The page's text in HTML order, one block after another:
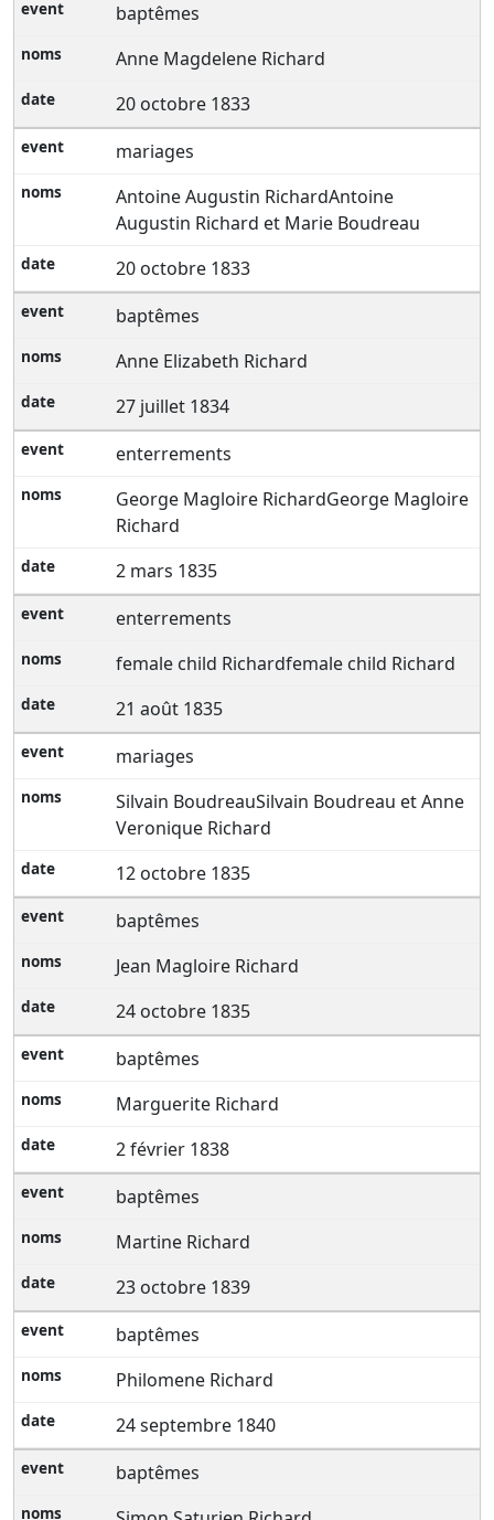
baptêmes
Anne Magdelene Richard
20 octobre 1833
mariages
Antoine Augustin RichardAntoine
Augustin Richard et Marie Boudreau
20 octobre 1833
baptêmes
Anne Elizabeth Richard
27 juillet 1834
enterrements
George Magloire RichardGeorge Magloire
Richard
2 mars 1835
enterrements
female child Richardfemale child Richard
21 août 1835
mariages
Silvain BoudreauSilvain Boudreau et Anne
Veronique Richard
12 octobre 1835
baptêmes
Jean Magloire Richard
24 octobre 1835
baptêmes
Marguerite Richard
2 février 1838
baptêmes
Martine Richard
23 octobre 1839
baptêmes
Philomene Richard
24 septembre 1840
baptêmes